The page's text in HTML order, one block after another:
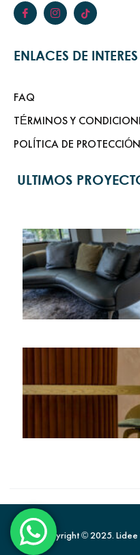
ENLACES DE INTERES
FAQ
TÉRMINOS Y
POLÍTICA DE
ULTIMOS
Copyright © 2025. Lidee